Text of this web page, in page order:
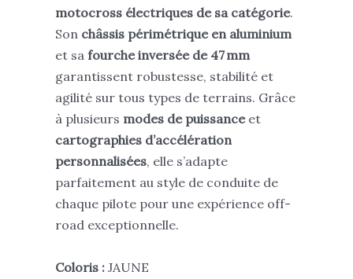
motocross électriques de sa catégorie.
Son châssis périmétrique en aluminium
et sa fourche inversée de 47 mm
garantissent robustesse, stabilité et
agilité sur tous types de terrains. Grâce
à plusieurs modes de puissanceet
cartographies d’accélération
personnalisées, elle s’adapte
parfaitement au style de conduite de
chaque pilote pour une expérience off-
road exceptionnelle.
Coloris : JAUNE